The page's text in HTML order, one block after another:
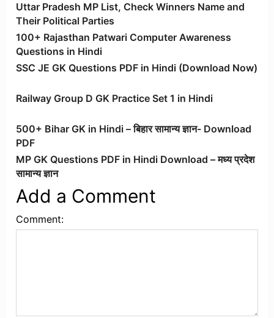
Uttar Pradesh MP List, Check Winners Name and
Their Political Parties
100+ Rajasthan Patwari Computer Awareness
Questions in Hindi
SSC JE GK Questions PDF in Hindi (Download Now)
Railway Group D GK Practice Set 1 in Hindi
500+ Bihar GK in Hindi – बिहार सामान्य ज्ञान- Download
PDF
MP GK Questions PDF in Hindi Download – मध्य प्रदेश
सामान्य ज्ञान
Add a Comment
Comment: